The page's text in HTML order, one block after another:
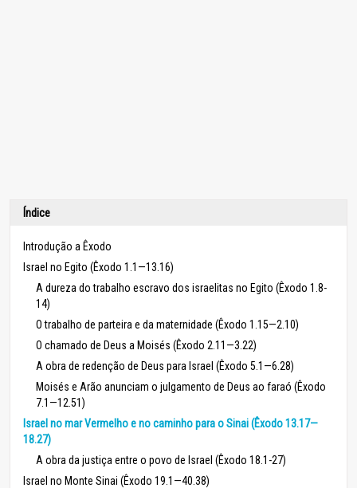
Índice
Introdução a Êxodo
Israel no Egito (Êxodo 1.1—13.16)
A dureza do trabalho escravo dos israelitas no Egito (Êxodo 1.8-
14)
O trabalho de parteira e da maternidade (Êxodo 1.15—2.10)
O chamado de Deus a Moisés (Êxodo 2.11—3.22)
A obra de redenção de Deus para Israel (Êxodo 5.1—6.28)
Moisés e Arão anunciam o julgamento de Deus ao faraó (Êxodo
7.1—12.51)
Israel no mar Vermelho e no caminho para o Sinai (Êxodo 13.17—
18.27)
A obra da justiça entre o povo de Israel (Êxodo 18.1-27)
Israel no Monte Sinai (Êxodo 19.1—40.38)